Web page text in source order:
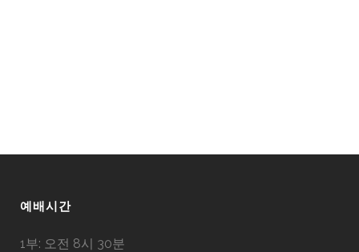
예배시간
1부: 오전 8시 30분